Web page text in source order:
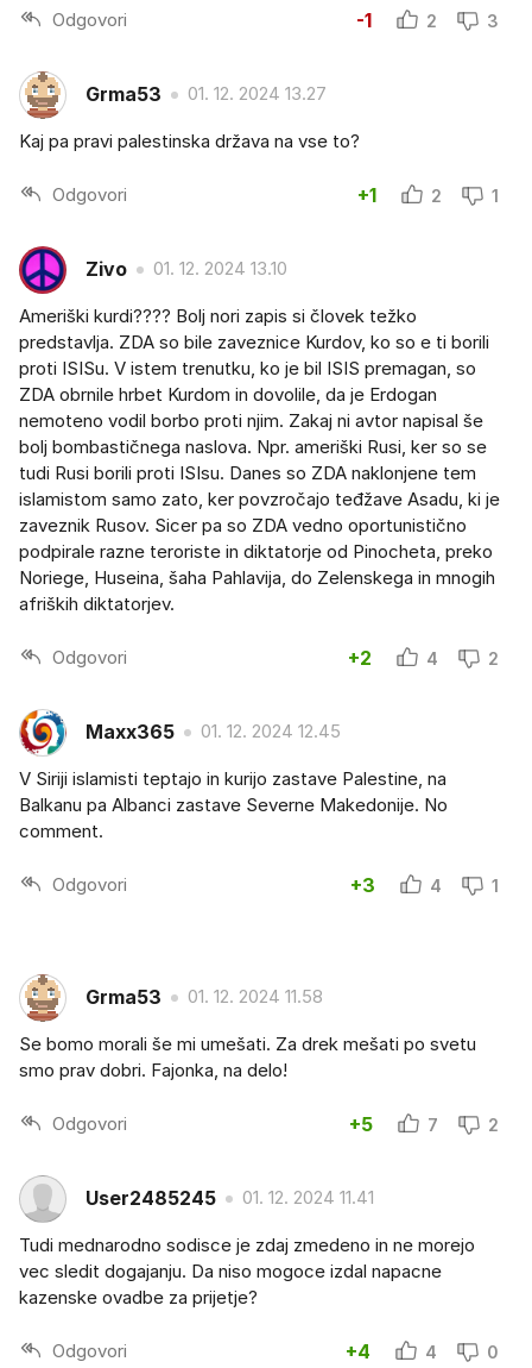
Odgovori -1 2 3
Grma53 01. 12. 2024 13.27
Kaj pa pravi palestinska država na vse to?
Odgovori +1 2 1
Zivo 01. 12. 2024 13.10
Ameriški kurdi???? Bolj nori zapis si človek težko
predstavlja. ZDA so bile zaveznice Kurdov, ko so e ti borili
proti ISISu. V istem trenutku, ko je bil ISIS premagan, so
ZDA obrnile hrbet Kurdom in dovolile, da je Erdogan
nemoteno vodil borbo proti njim. Zakaj ni avtor napisal še
bolj bombastičnega naslova. Npr. ameriški Rusi, ker so se
tudi Rusi borili proti ISIsu. Danes so ZDA naklonjene tem
islamistom samo zato, ker povzročajo teđžave Asadu, ki je
zaveznik Rusov. Sicer pa so ZDA vedno oportunistično
podpirale razne teroriste in diktatorje od Pinocheta, preko
Noriege, Huseina, šaha Pahlavija, do Zelenskega in mnogih
afriških diktatorjev.
Odgovori +2 4 2
Maxx365 01. 12. 2024 12.45
V Siriji islamisti teptajo in kurijo zastave Palestine, na
Balkanu pa Albanci zastave Severne Makedonije. No
comment.
Odgovori +3 4 1
Grma53 01. 12. 2024 11.58
Se bomo morali še mi umešati. Za drek mešati po svetu
smo prav dobri. Fajonka, na delo!
Odgovori +5 7 2
User2485245 01. 12. 2024 11.41
Tudi mednarodno sodisce je zdaj zmedeno in ne morejo
vec sledit dogajanju. Da niso mogoce izdal napacne
kazenske ovadbe za prijetje?
Odgovori +4 4 0